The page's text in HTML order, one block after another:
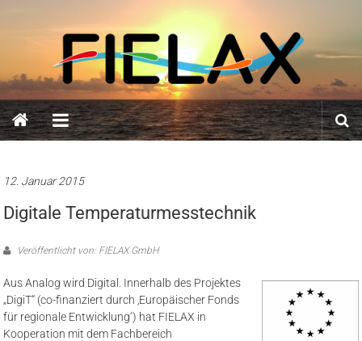
FIELAX
GmbH
12. Januar 2015
Digitale Temperaturmesstechnik
Veröffentlicht von: FIELAX GmbH
Aus Analog wird Digital. Innerhalb des Projektes
„DigiT“ (co-finanziert durch ‚Europäischer Fonds
für regionale Entwicklung‘) hat FIELAX in
Kooperation mit dem Fachbereich